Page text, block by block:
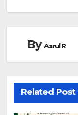
ByAsrul R
Related Post